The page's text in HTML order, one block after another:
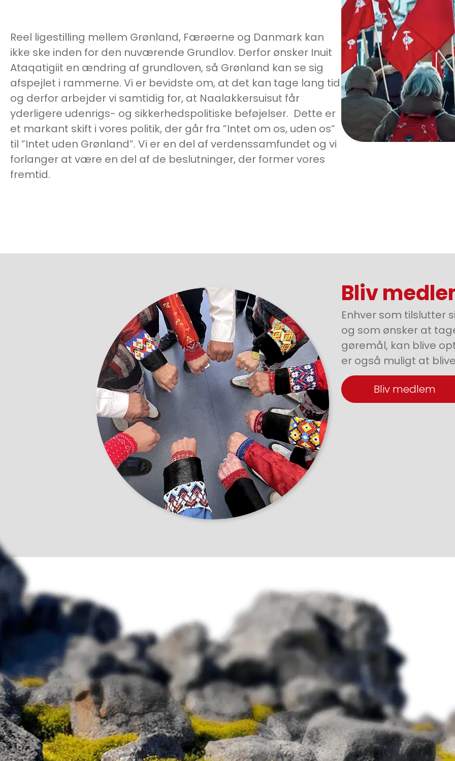
Reel ligestilling mellem Grønland, Færøerne og Danmark kan
ikke ske inden for den nuværende Grundlov. Derfor ønsker Inuit
Ataqatigiit en ændring af grundloven, så Grønland kan se sig
afspejlet i rammerne. Vi er bevidste om, at det kan tage lang tid
og derfor arbejder vi samtidig for, at Naalakkersuisut får
yderligere udenrigs- og sikkerhedspolitiske beføjelser. Dette er
et markant skift i vores politik, der går fra ”Intet om os, uden os”
til ”Intet uden Grønland”. Vi er en del af verdenssamfundet og vi
forlanger at være en del af de beslutninger, der former vores
fremtid.
Bliv
Enhver som tilslutter
og som ønsker at
gøremål, kan blive
er også muligt at
Bliv medlem